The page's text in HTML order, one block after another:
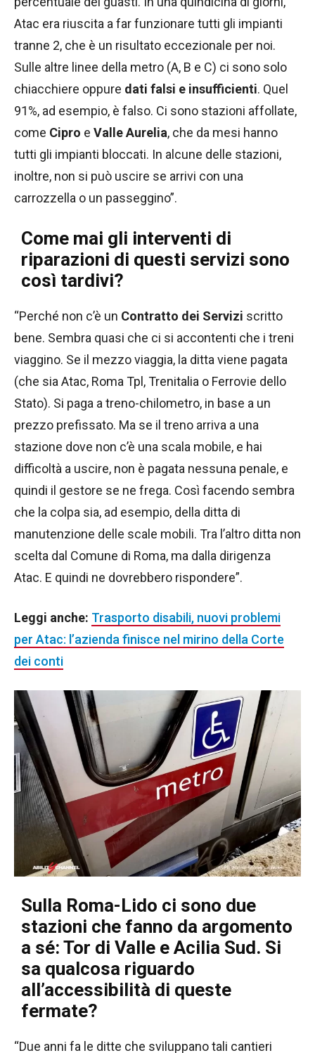
Atac era riuscita a far funzionare tutti gli impianti
tranne 2, che è un risultato eccezionale per noi.
Sulle altre linee della metro (A, B e C) ci sono solo
chiacchiere oppure dati falsi e insufficienti. Quel
91%, ad esempio, è falso. Ci sono stazioni affollate,
come Cipro e Valle Aurelia, che da mesi hanno
tutti gli impianti bloccati. In alcune delle stazioni,
inoltre, non si può uscire se arrivi con una
carrozzella o un passeggino”.
Come mai gli interventi di
riparazioni di questi servizi sono
così tardivi?
“Perché non c’è un Contratto dei Servizi scritto
bene. Sembra quasi che ci si accontenti che i treni
viaggino. Se il mezzo viaggia, la ditta viene pagata
(che sia Atac, Roma Tpl, Trenitalia o Ferrovie dello
Stato). Si paga a treno-chilometro, in base a un
prezzo prefissato. Ma se il treno arriva a una
stazione dove non c’è una scala mobile, e hai
difficoltà a uscire, non è pagata nessuna penale, e
quindi il gestore se ne frega. Così facendo sembra
che la colpa sia, ad esempio, della ditta di
manutenzione delle scale mobili. Tra l’altro ditta non
scelta dal Comune di Roma, ma dalla dirigenza
Atac. E quindi ne dovrebbero rispondere”.
Leggi anche: Trasporto disabili, nuovi problemi
per Atac: l’azienda finisce nel mirino della Corte
dei conti
Sulla Roma-Lido ci sono due
stazioni che fanno da argomento
a sé: Tor di Valle e Acilia Sud. Si
sa qualcosa riguardo
all’accessibilità di queste
fermate?
“Due anni fa le ditte che sviluppano tali cantieri